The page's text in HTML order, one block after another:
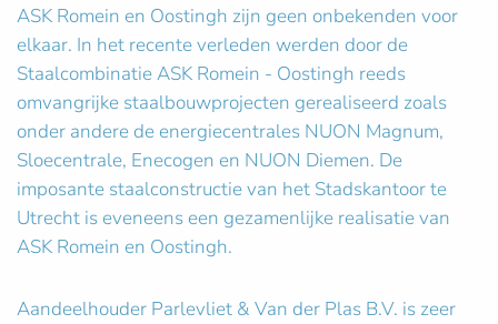
ASK Romein en Oostingh zijn geen onbekenden voor
elkaar. In het recente verleden werden door de
Staalcombinatie ASK Romein - Oostingh reeds
omvangrijke staalbouwprojecten gerealiseerd zoals
onder andere de energiecentrales NUON Magnum,
Sloecentrale, Enecogen en NUON Diemen. De
imposante staalconstructie van het Stadskantoor te
Utrecht is eveneens een gezamenlijke realisatie van
ASK Romein en Oostingh.
Aandeelhouder Parlevliet & Van der Plas B.V. is zeer